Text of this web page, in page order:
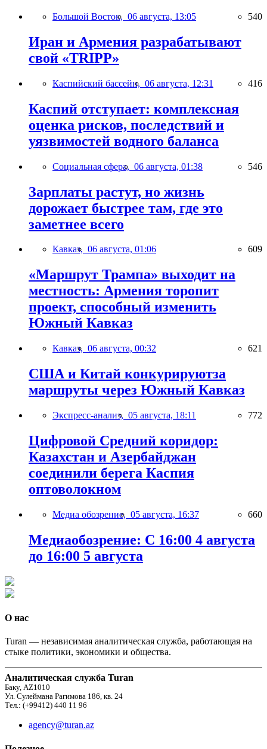
Большой Восток, 06 августа, 13:05 540
Иран и Армения разрабатывают
свой «TRIPP»
Каспийский бассейн, 06 августа, 12:31 416
Каспий отступает: комплексная
оценка рисков, последствий и
уязвимостей водного баланса
Социальная сфера, 06 августа, 01:38 546
Зарплаты растут, но жизнь
дорожает быстрее там, где это
заметнее всего
Кавказ, 06 августа, 01:06 609
«Маршрут Трампа» выходит на
местность: Армения торопит
проект, способный изменить
Южный Кавказ
Кавказ, 06 августа, 00:32 621
США и Китай конкурируютза
маршруты через Южный Кавказ
Экспресс-анализ, 05 августа, 18:11 772
Цифровой Средний коридор:
Казахстан и Азербайджан
соединили берега Каспия
оптоволокном
Медиа обозрение, 05 августа, 16:37 660
Медиаобозрение: С 16:00 4 августа
до 16:00 5 августа
О нас
Turan — независимая аналитическая служба, работающая на
стыке политики, экономики и общества.
Аналитическая служба Turan
Баку, AZ1010
Ул. Сулеймана Рагимова 186, кв. 24
Тел.: (+99412) 440 11 96
agency@turan.az